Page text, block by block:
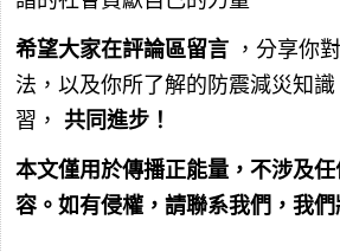
希望大家在評論區留言 ，分享你
法，以及你所了解的防震減災知
習， 共同進步！
本文僅用於傳播正能量，不涉及
容。如有侵權，請聯系我們，我們